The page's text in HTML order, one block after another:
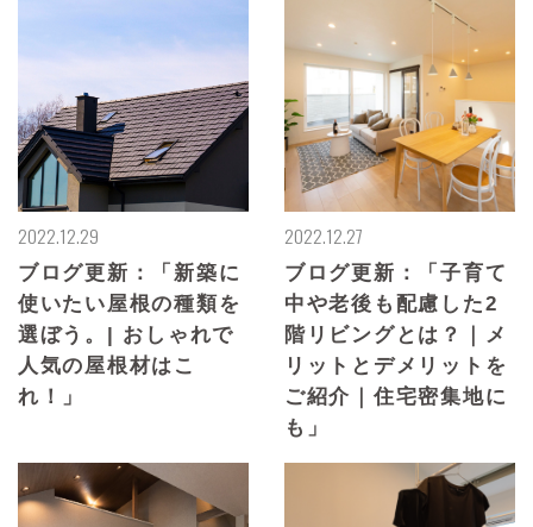
2022.12.29
ブログ更新：「新築に
使いたい屋根の種類を
選ぼう。| おしゃれで
人気の屋根材はこ
れ！」
2022.12.27
ブログ更新：「子育て
中や老後も配慮した2
階リビングとは？｜メ
リットとデメリットを
ご紹介｜住宅密集地に
も」